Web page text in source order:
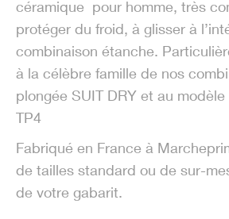
céramique pour homme, très
protéger du froid, à glisser à
combinaison étanche.
à la célèbre famille de nos
plongée SUIT DRY et au
TP4
Fabriqué en France à
de tailles standard ou de sur-
de votre gabarit.